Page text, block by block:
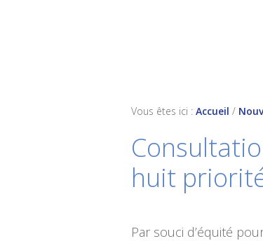
Vous êtes ici : Accueil /
huit
Par souci d’équité